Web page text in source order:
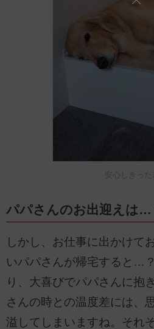
安心しきった
パパさんのお出迎えは…
しかし、お仕事に出かけて
いパパさんが帰宅すると…
り、大喜びでパパさんに抱
さんの時との温度差には、
溢してしまいますね。それ